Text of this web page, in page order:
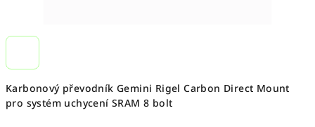
Karbonový převodník Gemini Rigel Carbon Direct Mount
pro systém uchycení SRAM 8 bolt